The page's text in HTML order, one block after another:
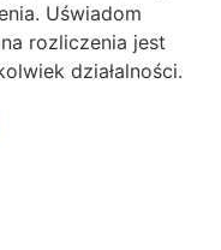
Uświadom
rozliczenia jest
działalności.